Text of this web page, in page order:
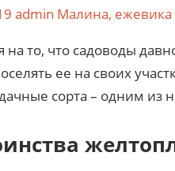
admin Малина, ежевика
на то, что садоводы
ее на своих
сорта – одним из